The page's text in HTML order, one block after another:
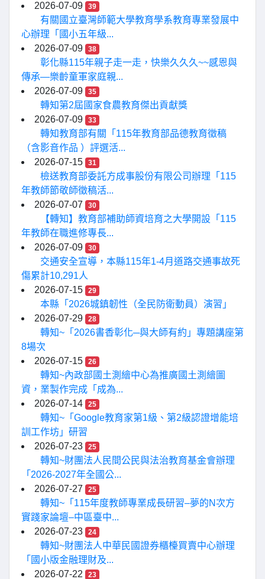
2026-07-09
39
有關國立臺灣師範大學教育學系教育專業發展中
心辦理「國小五年級...
2026-07-09
38
彰化縣115年親子走一走，快樂久久久~~感恩與
傳承—樂齡童軍家庭親...
2026-07-09
35
轉知第2屆國家食農教育傑出貢獻獎
2026-07-09
33
轉知教育部有關「115年教育部品德教育徵稿
（含影音作品 ）評選活...
2026-07-15
31
檢送教育部委託方成事股份有限公司辦理「115
年教師節敬師徵稿活...
2026-07-07
30
【轉知】教育部補助師資培育之大學開設「115
年教師在職進修專長...
2026-07-09
30
交通安全宣導，本縣115年1-4月道路交通事故死
傷累計10,291人
2026-07-15
29
本縣「2026城鎮韌性（全民防衛動員）演習」
2026-07-29
28
轉知~「2026書香彰化─與大師有約」專題講座第
8場次
2026-07-15
26
轉知~內政部國土測繪中心為推廣國土測繪圖
資，業製作完成「成為...
2026-07-14
25
轉知~「Google教育家第1級、第2級認證增能培
訓工作坊」研習
2026-07-23
25
轉知~財團法人民間公民與法治教育基金會辦理
「2026-2027年全國公...
2026-07-27
25
轉知~「115年度教師專業成長研習–夢的N次方
實踐家論壇–中區臺中...
2026-07-23
24
轉知~財團法人中華民國證券櫃檯買賣中心辦理
「國小版金融理財及...
2026-07-22
23